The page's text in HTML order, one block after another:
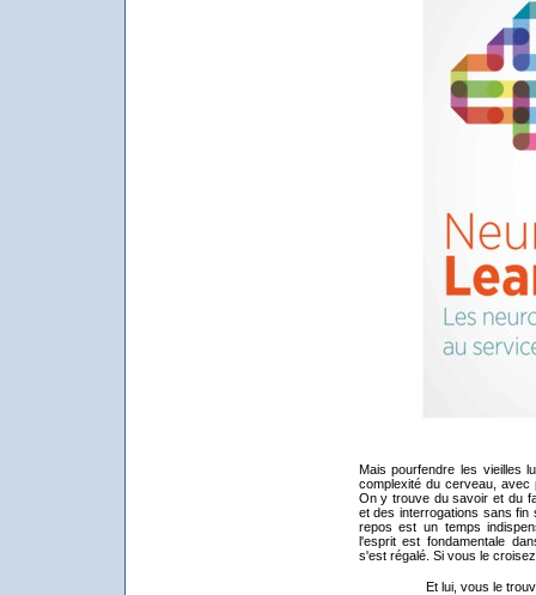
Mais pourfendre les vieilles
complexité du cerveau, avec
On y trouve du savoir et du
et des interrogations sans fin
repos est un temps
l'esprit est fondamentale
s'est régalé. Si vous le
Et lui, vous le